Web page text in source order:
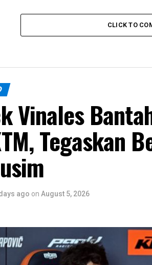
CLICK TO
Vinales
Tegaskan
ago on August 5, 2026